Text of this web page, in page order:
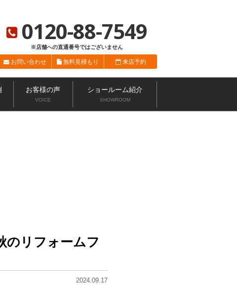
0120-88-7549
※店舗への直通番号ではございません
お問い合わせ 無料見積もり 来店予約
お客様の声
VOICE
ショールーム紹介
SHOWROOM
のリフォームフ
2024.09.17